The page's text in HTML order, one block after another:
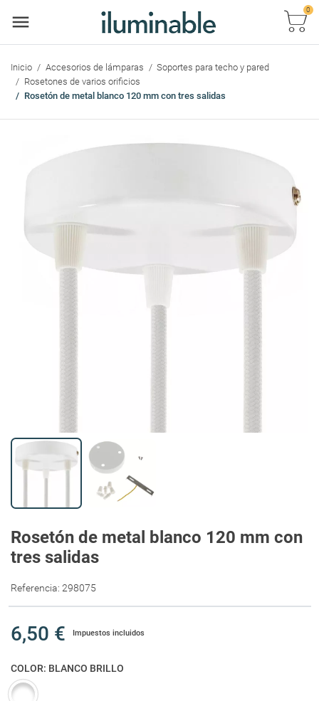
0
Inicio Accesorios de lámparas
Soportes para techo y pared
Rosetones de varios orificios
Rosetón de metal blanco 120 mm con tres salidas
Rosetón de metal blanco 120 mm con
tres salidas
Referencia: 298075
6,50 € Impuestos incluidos
COLOR: BLANCO BRILLO
Blanco brillo